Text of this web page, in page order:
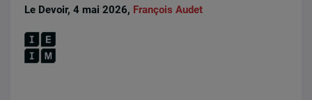
Le Devoir, 4 mai 2026, François Audet